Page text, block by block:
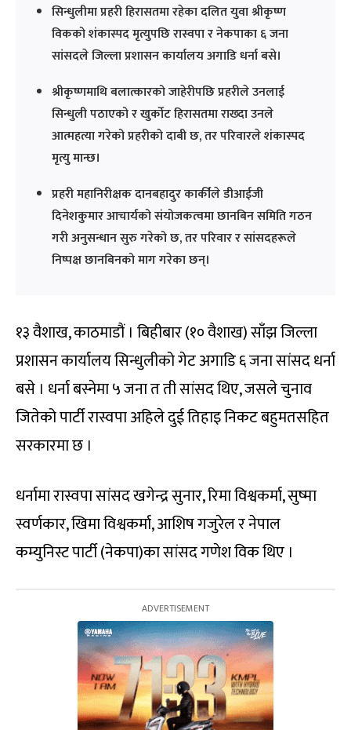
सिन्धुलीमा प्रहरी हिरासतमा रहेका दलित युवा श्रीकृष्ण
विकको शंकास्पद मृत्युपछि रास्वपा र नेकपाका ६ जना
सांसदले जिल्ला प्रशासन कार्यालय अगाडि धर्ना बसे।
श्रीकृष्णमाथि बलात्कारको जाहेरीपछि प्रहरीले उनलाई
सिन्धुली पठाएको र खुर्कोट हिरासतमा राख्दा उनले
आत्महत्या गरेको प्रहरीको दाबी छ, तर परिवारले शंकास्पद
मृत्यु मान्छ।
प्रहरी महानिरीक्षक दानबहादुर कार्कीले डीआईजी
दिनेशकुमार आचार्यको संयोजकत्वमा छानबिन समिति गठन
गरी अनुसन्धान सुरु गरेको छ, तर परिवार र सांसदहरूले
निष्पक्ष छानबिनको माग गरेका छन्।
१३ वैशाख, काठमाडौं । बिहीबार (१० वैशाख) साँझ जिल्ला
प्रशासन कार्यालय सिन्धुलीको गेट अगाडि ६ जना सांसद धर्ना
बसे । धर्ना बस्नेमा ५ जना त ती सांसद थिए, जसले चुनाव
जितेको पार्टी रास्वपा अहिले दुई तिहाइ निकट बहुमतसहित
सरकारमा छ ।
धर्नामा रास्वपा सांसद खगेन्द्र सुनार, रिमा विश्वकर्मा, सुष्मा
स्वर्णकार, खिमा विश्वकर्मा, आशिष गजुरेल र नेपाल
कम्युनिस्ट पार्टी (नेकपा)का सांसद गणेश विक थिए ।